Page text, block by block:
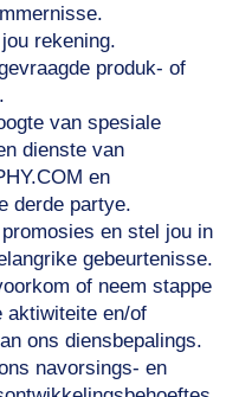
rekening.
produk- of
van spesiale
dienste van
en
derde partye.
en stel jou in
gebeurtenisse.
of neem stappe
aktiwiteite en/of
ons diensbepalings.
navorsings- en